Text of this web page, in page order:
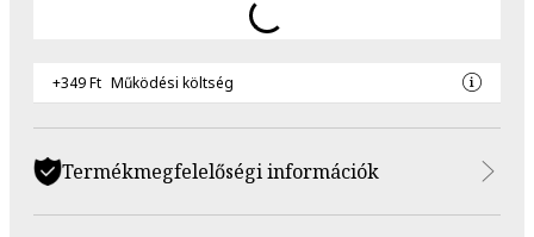
+349 Ft Működési költség
Termékmegfelelőségi információk